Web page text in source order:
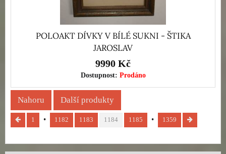
POLOAKT DÍVKY V BÍLÉ SUKNI - ŠTIKA
JAROSLAV
9990 Kč
Dostupnost: Prodáno
Nahoru Další produkty
1 1182 1183 1184 1185 1359